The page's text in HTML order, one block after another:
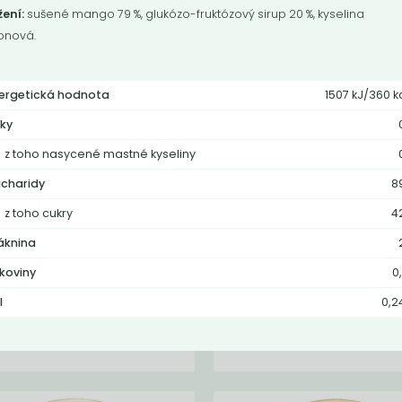
kustovnice
(goji)
sušené mango 79 %, glukózo-fruktózový sirup 20 %, kyselina
hodnota
1507 kJ/360
z toho nasycené mastné kyseliny
z toho cukry